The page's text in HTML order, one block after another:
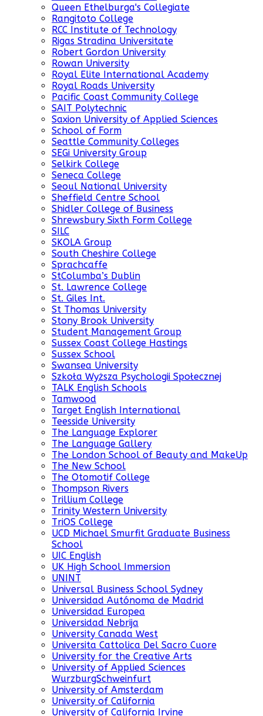
Queen Ethelburga's Collegiate
Rangitoto College
RCC Institute of Technology
Rigas Stradina Universitate
Robert Gordon University
Rowan University
Royal Elite International Academy
Royal Roads University
Pacific Coast Community College
SAIT Polytechnic
Saxion University of Applied Sciences
School of Form
Seattle Community Colleges
SEGi University Group
Selkirk College
Seneca College
Seoul National University
Sheffield Centre School
Shidler College of Business
Shrewsbury Sixth Form College
SILC
SKOLA Group
South Cheshire College
Sprachcaffe
StColumba’s Dublin
St. Lawrence College
St. Giles Int.
St Thomas University
Stony Brook University
Student Management Group
Sussex Coast College Hastings
Sussex School
Swansea University
Szkoła Wyższa Psychologii Społecznej
TALK English Schools
Tamwood
Target English International
Teesside University
The Language Explorer
The Language Gallery
The London School of Beauty and MakeUp
The New School
The Otomotif College
Thompson Rivers
Trillium College
Trinity Western University
TriOS College
UCD Michael Smurfit Graduate Business
School
UIC English
UK High School Immersion
UNINT
Universal Business School Sydney
Universidad Autónoma de Madrid
Universidad Europea
Universidad Nebrija
University Canada West
Universita Cattolica Del Sacro Cuore
University for the Creative Arts
University of Applied Sciences
WurzburgSchweinfurt
University of Amsterdam
University of California
University of California Irvine